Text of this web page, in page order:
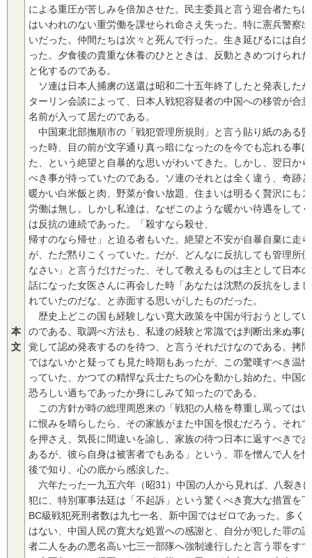
本
文
による重圧が苦しみを倍加させた。民主委員と言う迎合者たち
はいわれのない重労働を課せられ命さえ失った。特に憲兵警察
いだった。仲間たちは次々と死んで行った。生き延びるには自
った。夕食後の貴重な休養のひとときは、反動ときめつけられ
と化するのである。
ソ連は日本人捕虜の送還は昭和二十五年終了したと発表した
ターリン会談によって、日本人戦犯容疑者の中国への移管が合
名前が入って居たのである。
中国東北部撫順市の「戦犯管理所規則」と言う貼り紙のある
った時、目の前が文字通り真っ暗になったのを今でも忘れる事
た、という絶望と自暴的な思いがわいてきた。しかし、翌日か
べき事が待っていたのである。ソ連のそれとは全く違う、奇跡
暖かい白米飯と肉、野菜が食い放題、住まいは明るく贅沢にも
労働は無し。しかし私達は、なぜこのような暖かい待遇をして
は反抗の連続であった。「殺すなら殺せ、
帰すのなら帰せ」と迫る者もいた。絶望と不安が自暴自棄に走
が、ただ黙りこくっていた。だが、どんなに反抗しても管理所
なさい」と言うだけだった、そして教えるものは主として日本
話になった女医さんに再会した時「あなたは沈黙の反抗をしま
れていたのだな、と赤面する思いがしたものだった。
歴史上どこの国も経験しない寛大政策を中国が行おうとして
のである。取調べ方法も、私達の経験と常識では判断出来ぬ事
覚して認め発表するのを待つ、と言うそれだけなのである。拷
ではないかと疑っても見た時期もあったが、この驚嘆すべき温
っていた、かつての精悍な兵士たちの心を動かし始めた。中国
恐ろしい過ちであったか身にしみて知ったのである。
この方針が時の総理周恩来の「戦犯の人格を尊重し罵っては
に恨みを晴らしたら、その家族がまた中国を恨むだろう。それ
を押さえ、気長に間違いを諭し、家族の待つ日本に返すべきで
あるが、彼ら自身は被害者でもある」という、罪を憎んで人を
後で知り、心の底から感涙した。
六年たった一九五六年（昭31）中国の人から見れば、八裂き
犯に、特別軍事法廷は「不起訴」という驚くべき寛大な措置を
BC級戦犯死刑者数は九七一名、新中国ではゼロであった。多く
はない、中国人民の寛大な処置への感謝と、自分が犯した罪の
者二人をあの悪名高い七三一部隊へ強制連行したと言う罪をす